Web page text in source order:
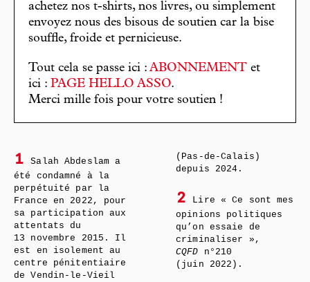
achetez nos t-shirts, nos livres, ou simplement
envoyez nous des bisous de soutien car la bise
souffle, froide et pernicieuse.
Tout cela se passe ici : ABONNEMENT et
ici : PAGE HELLO ASSO.
Merci mille fois pour votre soutien !
1
Salah Abdeslam a
été condamné à la
perpétuité par la
France en 2022, pour
sa participation aux
attentats du
13 novembre 2015. Il
est en isolement au
centre pénitentiaire
de Vendin-le-Vieil
(Pas-de-Calais)
depuis 2024.
2
Lire « Ce sont mes
opinions politiques
qu’on essaie de
criminaliser »,
CQFD n°210
(juin 2022).